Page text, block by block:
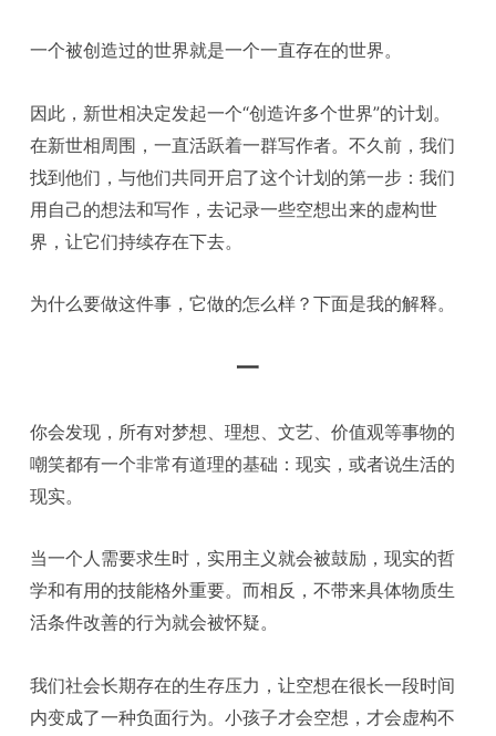
一个被创造过的世界就是一个一直存在的世界。
因此，新世相决定发起一个“创造许多个世界”的计划。
在新世相周围，一直活跃着一群写作者。不久前，我们
找到他们，与他们共同开启了这个计划的第一步：我们
用自己的想法和写作，去记录一些空想出来的虚构世
界，让它们持续存在下去。
为什么要做这件事，它做的怎么样？下面是我的解释。
一
你会发现，所有对梦想、理想、文艺、价值观等事物的
嘲笑都有一个非常有道理的基础：现实，或者说生活的
现实。
当一个人需要求生时，实用主义就会被鼓励，现实的哲
学和有用的技能格外重要。而相反，不带来具体物质生
活条件改善的行为就会被怀疑。
我们社会长期存在的生存压力，让空想在很长一段时间
内变成了一种负面行为。小孩子才会空想，才会虚构不